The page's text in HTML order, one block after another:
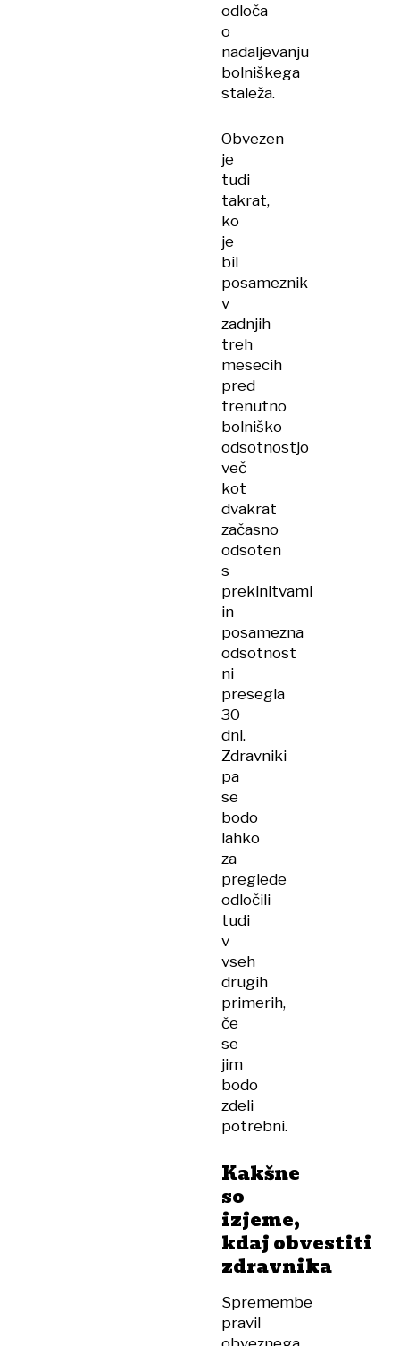
odloča
o
nadaljevanju
bolniškega
staleža.
Obvezen
je
tudi
takrat,
ko
je
bil
posameznik
v
zadnjih
treh
mesecih
pred
trenutno
bolniško
odsotnostjo
več
kot
dvakrat
začasno
odsoten
s
prekinitvami
in
posamezna
odsotnost
ni
presegla
30
dni.
Zdravniki
pa
se
bodo
lahko
za
preglede
odločili
tudi
v
vseh
drugih
primerih,
če
se
jim
bodo
zdeli
potrebni.
Kakšne
so
izjeme,
kdaj obvestiti
zdravnika
Spremembe
pravil